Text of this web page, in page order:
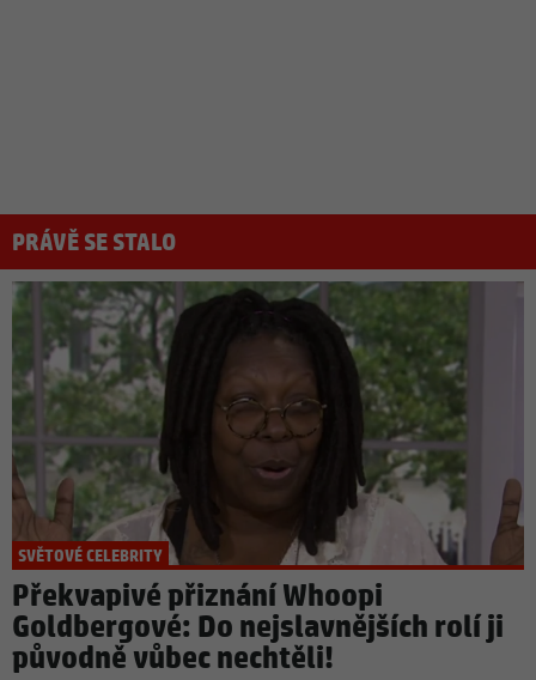
PRÁVĚ SE STALO
SVĚTOVÉ CELEBRITY
Překvapivé přiznání Whoopi
Goldbergové: Do nejslavnějších rolí ji
původně vůbec nechtěli!